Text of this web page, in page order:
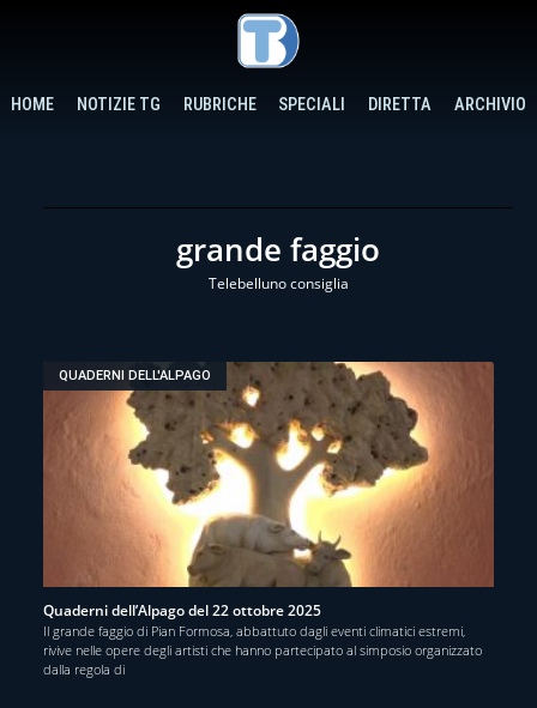
HOME NOTIZIE TG RUBRICHE SPECIALI DIRETTA ARCHIVIO
grande faggio
Telebelluno consiglia
QUADERNI DELL'ALPAGO
Quaderni dell’Alpago del 22 ottobre 2025
Il grande faggio di Pian Formosa, abbattuto dagli eventi climatici estremi,
rivive nelle opere degli artisti che hanno partecipato al simposio organizzato
dalla regola di